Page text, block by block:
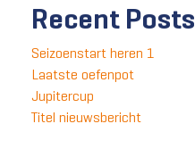
Recent Posts
Seizoenstart heren 1
Laatste oefenpot
Jupitercup
Titel nieuwsbericht